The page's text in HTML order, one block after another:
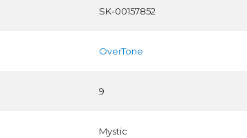
SK-00157852
OverTone
9
Mystic